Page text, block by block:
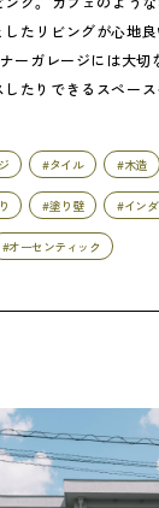
たリビングが心地
ナーガレージには大
たりできるスペース
#タイル #木造
#塗り壁 #イン
#オーセンティック